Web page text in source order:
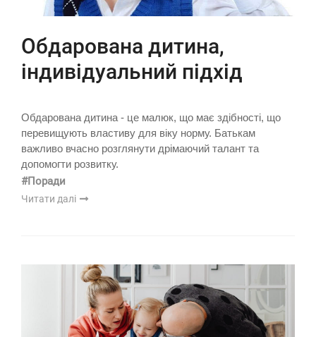
Обдарована дитина,
індивідуальний підхід
Обдарована дитина - це малюк, що має здібності, що
перевищують властиву для віку норму. Батькам
важливо вчасно розглянути дрімаючий талант та
допомогти розвитку.
#Поради
Читати далі